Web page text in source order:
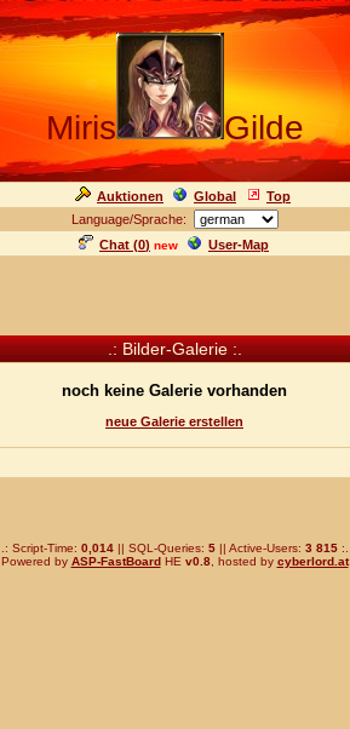
Miris Gilde
Auktionen Global Top
Language/Sprache:
Chat (0) new User-Map
.: Bilder-Galerie :.
noch keine Galerie vorhanden
neue Galerie erstellen
.: Script-Time: 0,014|| SQL-Queries: 5|| Active-Users: 3 815:.
Powered by ASP-FastBoardHE v0.8, hosted by cyberlord.at